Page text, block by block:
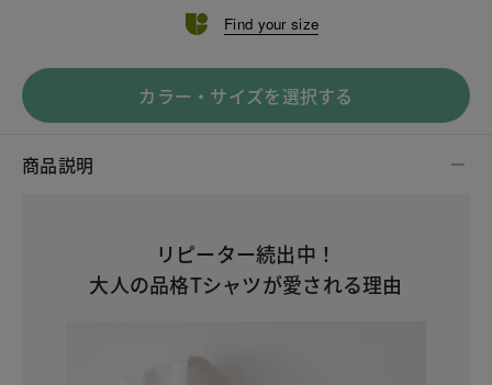
Find your size
カラー・サイズを選択する
商品説明
リピーター続出中！
大人の品格Tシャツが愛される理由